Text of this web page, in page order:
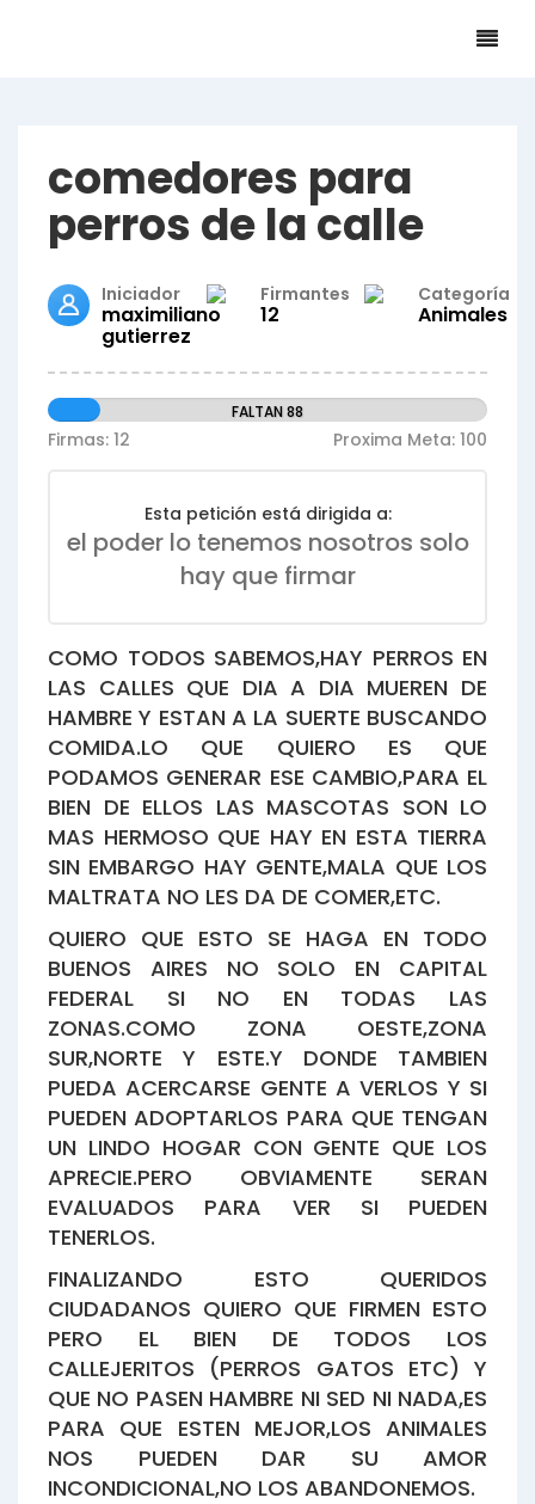
comedores para
perros de la calle
Iniciador
maximiliano
gutierrez
Firmantes
12
Categoría
Animales
FALTAN 88
Firmas: 12 Proxima Meta: 100
Esta petición está dirigida a:
el poder lo tenemos nosotros solo
hay que firmar
COMO TODOS SABEMOS,HAY PERROS EN
LAS CALLES QUE DIA A DIA MUEREN DE
HAMBRE Y ESTAN A LA SUERTE BUSCANDO
COMIDA.LO QUE QUIERO ES QUE
PODAMOS GENERAR ESE CAMBIO,PARA EL
BIEN DE ELLOS LAS MASCOTAS SON LO
MAS HERMOSO QUE HAY EN ESTA TIERRA
SIN EMBARGO HAY GENTE,MALA QUE LOS
MALTRATA NO LES DA DE COMER,ETC.
QUIERO QUE ESTO SE HAGA EN TODO
BUENOS AIRES NO SOLO EN CAPITAL
FEDERAL SI NO EN TODAS LAS
ZONAS.COMO ZONA OESTE,ZONA
SUR,NORTE Y ESTE.Y DONDE TAMBIEN
PUEDA ACERCARSE GENTE A VERLOS Y SI
PUEDEN ADOPTARLOS PARA QUE TENGAN
UN LINDO HOGAR CON GENTE QUE LOS
APRECIE.PERO OBVIAMENTE SERAN
EVALUADOS PARA VER SI PUEDEN
TENERLOS.
FINALIZANDO ESTO QUERIDOS
CIUDADANOS QUIERO QUE FIRMEN ESTO
PERO EL BIEN DE TODOS LOS
CALLEJERITOS (PERROS GATOS ETC) Y
QUE NO PASEN HAMBRE NI SED NI NADA,ES
PARA QUE ESTEN MEJOR,LOS ANIMALES
NOS PUEDEN DAR SU AMOR
INCONDICIONAL,NO LOS ABANDONEMOS.